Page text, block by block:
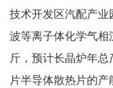
技术开发区汽配产
波等离子体化学气
斤，预计长晶炉年
片半导体散热片的产